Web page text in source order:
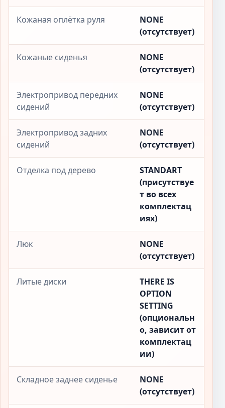
Кожаная оплётка руля
NONE
(отсутствует)
Кожаные сиденья
NONE
(отсутствует)
Электропривод передних
сидений
NONE
(отсутствует)
Электропривод задних
сидений
NONE
(отсутствует)
Отделка под дерево
STANDART
(присутствуе
т во всех
комплектац
иях)
Люк
NONE
(отсутствует)
Литые диски
THERE IS
OPTION
SETTING
(опциональн
о, зависит от
комплектац
ии)
Складное заднее сиденье
NONE
(отсутствует)